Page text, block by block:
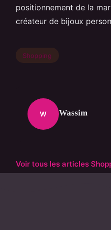
positionnement de la
créateur de bijoux
Shopping
W Wassim
Voir tous les articles